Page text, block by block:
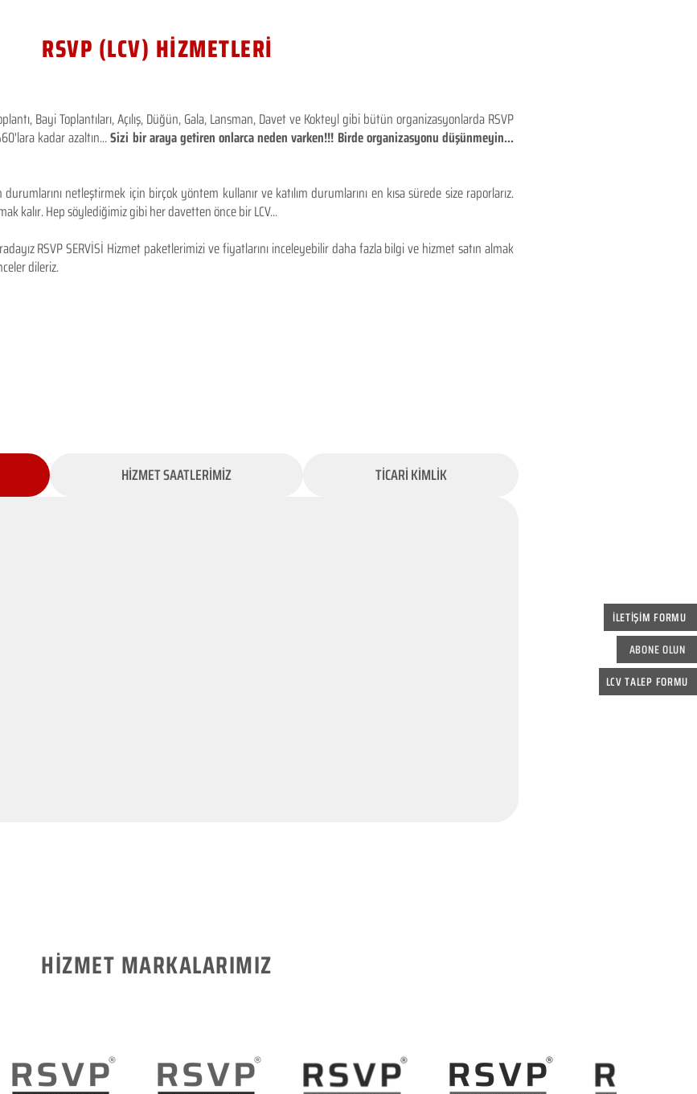
İLETİŞİM FORMU
ABONE OLUN
LCV TALEP FORMU
RSVP (LCV) HİZMETLERİ
Bayi Toplantıları, Açılış, Düğün, Gala, Lansman, Davet ve Kokteyl gibi bütün organizasyonlarda RSVP
kadar azaltın...Sizi bir araya getiren onlarca neden varken!!! Birde organizasyonu düşünmeyin...
netleştirmek için birçok yöntem kullanır ve katılım durumlarını en kısa sürede size raporlarız.
kalır. Hep söylediğimiz gibi her davetten önce bir LCV...
RSVP SERVİSİ Hizmet paketlerimizi ve fiyatlarını inceleyebilir daha fazla bilgi ve hizmet satın almak
dileriz.
HİZMET SAATLERİMİZ TİCARİ KİMLİK
HİZMET MARKALARIMIZ